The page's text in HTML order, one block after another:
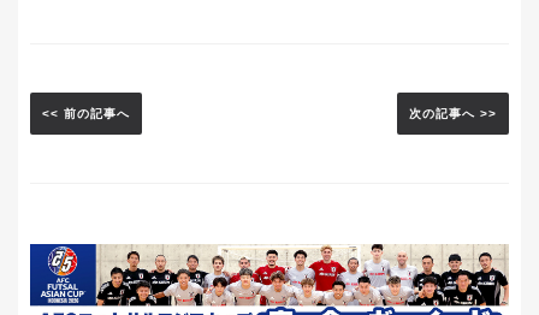
<< 前の記事へ 次の記事へ >>